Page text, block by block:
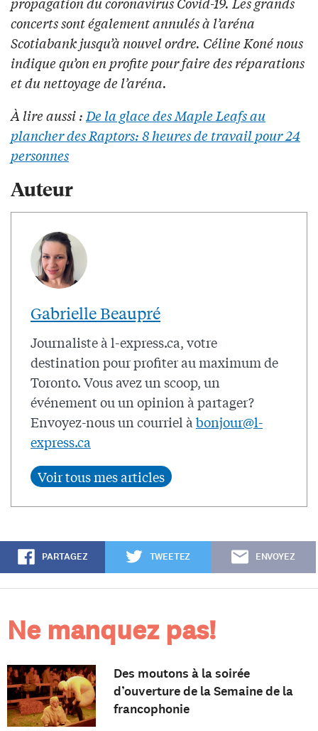
concerts sont également annulés à l’aréna
Scotiabank jusqu’à nouvel ordre. Céline Koné nous
indique qu’on en profite pour faire des réparations
et du nettoyage de l’aréna.
À lire aussi : De la glace des Maple Leafs au
plancher des Raptors: 8 heures de travail pour 24
personnes
Auteur
Gabrielle Beaupré
Journaliste à l-express.ca, votre
destination pour profiter au maximum de
Toronto. Vous avez un scoop, un
événement ou un opinion à partager?
Envoyez-nous un courriel à bonjour@l-
express.ca
PARTAGEZ TWEETEZ ENVOYEZ
Ne manquez pas!
Des moutons à la soirée
d’ouverture de la Semaine de la
francophonie